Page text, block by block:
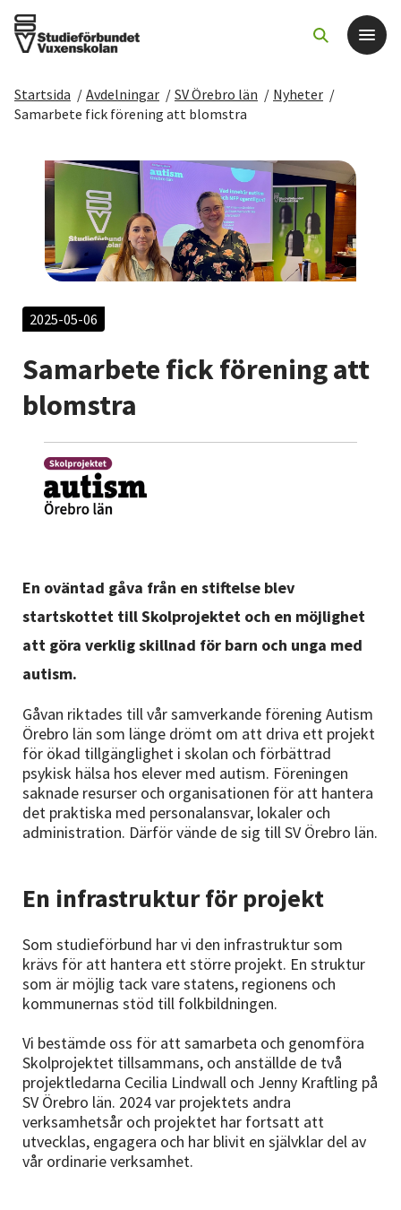
Det här gör vi
För dig som
Sök kurser och evenemang
Om SV
Starta studiecirkel
Cirkelledare
Nyheter
Avdelningar
Startsida / Avdelningar / SV Örebro län / Nyheter /
Samarbete fick förening att blomstra
2025-05-06
Samarbete fick förening att
blomstra
En oväntad gåva från en stiftelse blev
startskottet till Skolprojektet och en möjlighet
att göra verklig skillnad för barn och unga med
autism.
Gåvan riktades till vår samverkande förening Autism
Örebro län som länge drömt om att driva ett projekt
för ökad tillgänglighet i skolan och förbättrad
psykisk hälsa hos elever med autism. Föreningen
saknade resurser och organisationen för att hantera
det praktiska med personalansvar, lokaler och
administration. Därför vände de sig till SV Örebro län.
En infrastruktur för projekt
Som studieförbund har vi den infrastruktur som
krävs för att hantera ett större projekt. En struktur
som är möjlig tack vare statens, regionens och
kommunernas stöd till folkbildningen.
Vi bestämde oss för att samarbeta och genomföra
Skolprojektet tillsammans, och anställde de två
projektledarna Cecilia Lindwall och Jenny Kraftling på
SV Örebro län. 2024 var projektets andra
verksamhetsår och projektet har fortsatt att
utvecklas, engagera och har blivit en självklar del av
vår ordinarie verksamhet.